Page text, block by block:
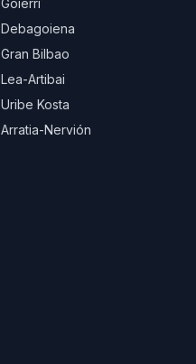
Goierri
Debagoiena
Gran Bilbao
Lea-Artibai
Uribe Kosta
Arratia-Nervión